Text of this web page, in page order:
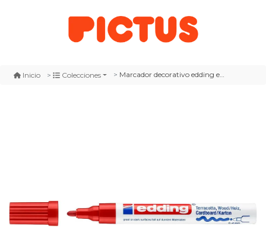
Inicio Colecciones Marcador decorativo edding e-4000 rojo